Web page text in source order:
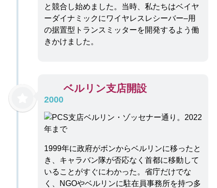
と競合し始めました。当時、私たちはベイヤ
ーダイナミックにワイヤレスレシーバー–用
の据置型トランスミッターを開発するよう働
きかけました。
2000
ベルリン支店開設
1999年に政府がボンからベルリンに移ったと
き、キャラバン隊が否応なく首都に移動して
いることがすぐにわかった。省庁だけでな
く、NGOやベルリンに駐在員事務所を持つ多